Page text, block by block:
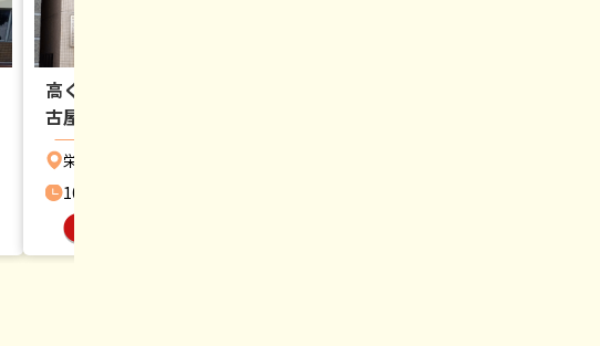
高く売れるドットコム 名
古屋リユースセンター
栄駅から徒歩7分
10:30〜 18:30